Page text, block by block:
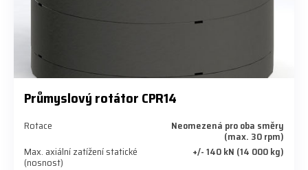
Průmyslový rotátor CPR14
Rotace Neomezená pro oba směry
(max. 30 rpm)
Max. axiální zatížení statické
(nosnost)
+/- 140 kN (14 000 kg)